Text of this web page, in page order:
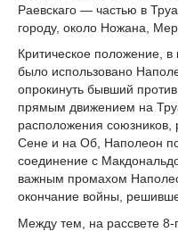
Раевскаго — частью в
городу, около Ножана,
Критическое положение,
было использовано
опрокинуть бывший
прямым движением на
расположения
Сене и на Об, Наполеон
соединение с
важным промахом
окончание войны,
Между тем, на рассвете 8-